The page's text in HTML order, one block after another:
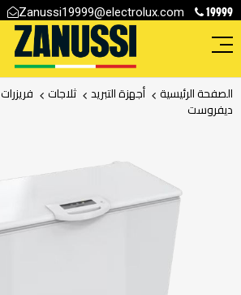
19999
Zanussi19999@electrolux.com
الصفحة الرئيسية أجهزة التبريد ثلاجات فريزرات
ديفروست